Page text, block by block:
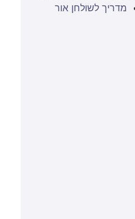
מדריך לשולחן אור